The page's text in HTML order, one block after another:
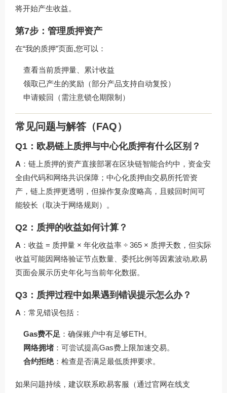
将开始产生收益。
第7步：管理质押资产
在“我的质押”页面,您可以：
查看当前质押量、累计收益
领取已产生的奖励（部分产品支持自动复投）
申请赎回（需注意锁仓期限制）
常见问题与解答（FAQ）
Q1：欧易链上质押与中心化质押有什么区别？
A ：链上质押的资产直接部署在区块链智能合约中，资金安
全由代码和网络共识保障；中心化质押由交易所托管资
产，链上质押更透明，但操作复杂度略高，且赎回时间可
能较长（取决于网络规则）。
Q2：质押的收益如何计算？
A ：收益 = 质押量 × 年化收益率 ÷ 365 × 质押天数，但实际
收益可能因网络验证节点数量、委托比例等因素波动,欧易
页面会展示历史年化与当前年化数据。
Q3：质押过程中如果遇到错误提示怎么办？
A ：常见错误包括：
Gas费不足 ：确保账户中有足够ETH。
网络拥堵 ：可尝试提高Gas费上限加速交易。
合约拒绝：检查是否满足最低质押要求。
如果问题持续，建议联系欧易客服（通过官网在线支